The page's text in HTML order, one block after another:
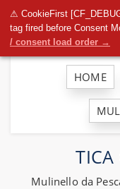
⚠ CookieFirst
tag fired before Consent
/ consent load order →
HOME
Mulinello da